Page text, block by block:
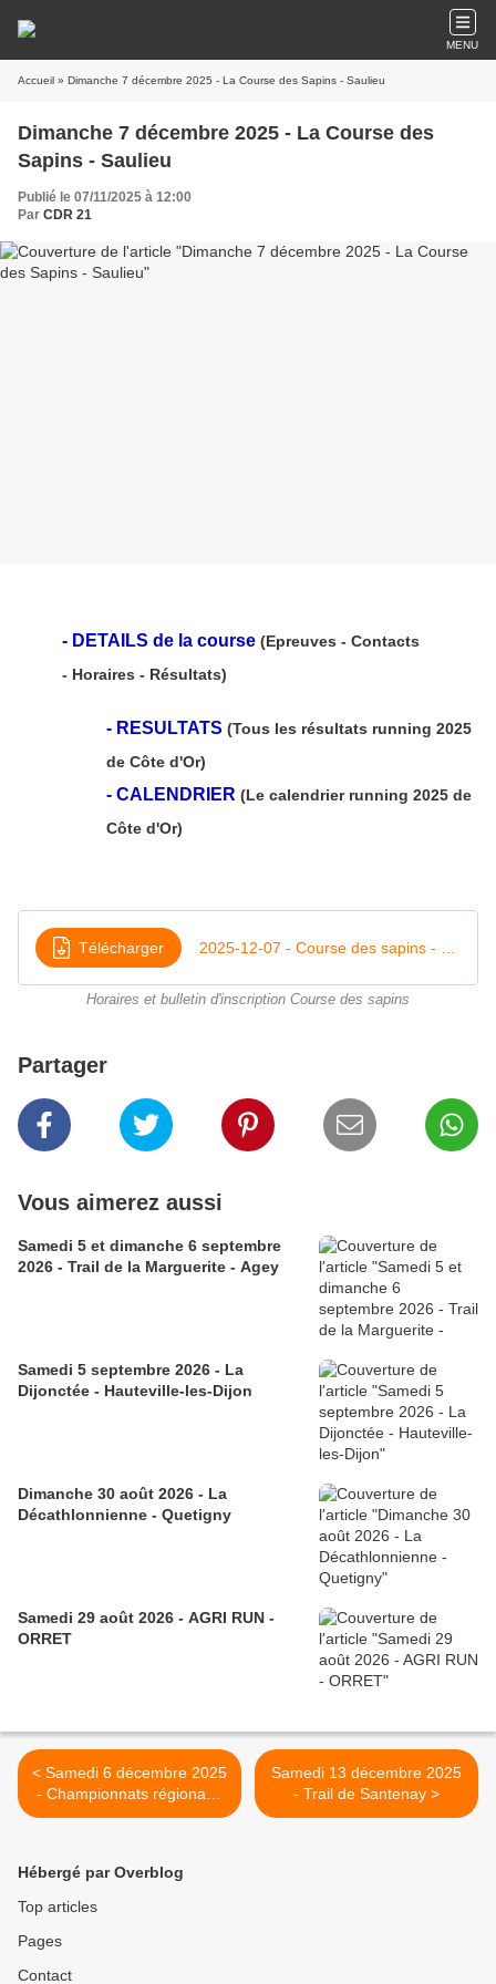
MENU
Accueil » Dimanche 7 décembre 2025 - La Course des Sapins - Saulieu
Dimanche 7 décembre 2025 - La Course des
Sapins - Saulieu
Publié le 07/11/2025 à 12:00
Par CDR 21
- DETAILS de la course (Epreuves - Contacts
- Horaires - Résultats)
- RESULTATS (Tous les résultats running 2025
de Côte d'Or)
- CALENDRIER (Le calendrier running 2025 de
Côte d'Or)
Télécharger
Horaires et bulletin d'inscription Course des sapins
Partager
Vous aimerez aussi
Samedi 5 et dimanche 6 septembre
2026 - Trail de la Marguerite - Agey
Samedi 5 septembre 2026 - La
Dijonctée - Hauteville-les-Dijon
Dimanche 30 août 2026 - La
Décathlonnienne - Quetigny
Samedi 29 août 2026 - AGRI RUN -
ORRET
< Samedi 6 décembre 2025
- Championnats régionaux
de relais cross BFC - Dijon
Samedi 13 décembre 2025
- Trail de Santenay >
Hébergé par Overblog
Top articles
Pages
Contact